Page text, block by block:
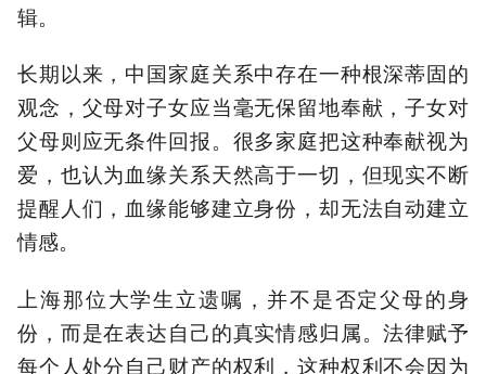
辑。
长期以来，中国家庭关系中存在一种根深蒂固的
观念，父母对子女应当毫无保留地奉献，子女对
父母则应无条件回报。很多家庭把这种奉献视为
爱，也认为血缘关系天然高于一切，但现实不断
提醒人们，血缘能够建立身份，却无法自动建立
情感。
上海那位大学生立遗嘱，并不是否定父母的身
份，而是在表达自己的真实情感归属。法律赋予
每个人处分自己财产的权利，这种权利不会因为